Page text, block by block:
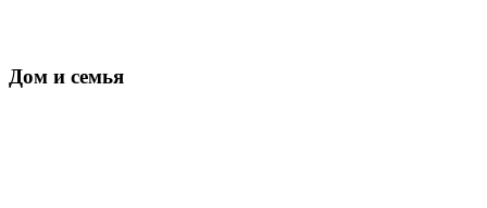
Дом и семья